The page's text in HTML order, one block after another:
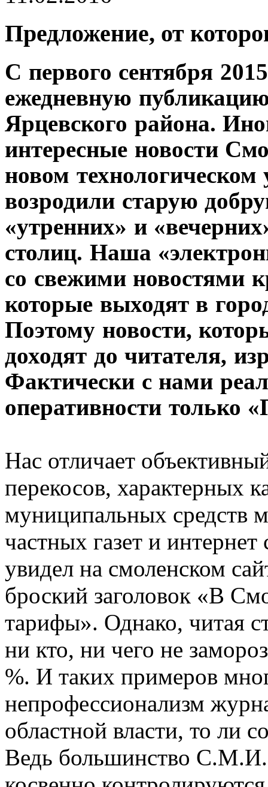
Предложение, от
С первого сентября
ежедневную
Ярцевского района.
интересные новости
новом
возродили старую
«утренних» и
столиц. Наша
со свежими новостями
которые выходят в
Поэтому новости,
доходят до читателя,
Фактически с нами
оперативности только
Нас отличает
перекосов, характерных
муниципальных средств
частных газет и
увидел на смоленском
броский заголовок «В
тарифы». Однако, читая
ни кто, ни чего не
%. И таких примеров
непрофессионализм
областной власти, то ли
Ведь большинство